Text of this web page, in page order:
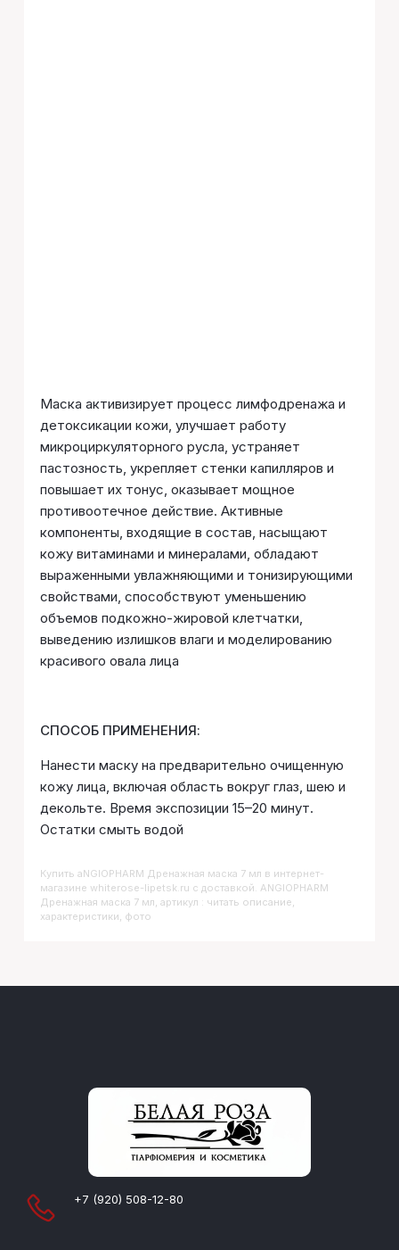
Маска активизирует процесс лимфодренажа и
детоксикации кожи, улучшает работу
микроциркуляторного русла, устраняет
пастозность, укрепляет стенки капилляров и
повышает их тонус, оказывает мощное
противоотечное действие. Активные
компоненты, входящие в состав, насыщают
кожу витаминами и минералами, обладают
выраженными увлажняющими и тонизирующими
свойствами, способствуют уменьшению
объемов подкожно-жировой клетчатки,
выведению излишков влаги и моделированию
красивого овала лица
СПОСОБ ПРИМЕНЕНИЯ:
Нанести маску на предварительно очищенную
кожу лица, включая область вокруг глаз, шею и
декольте. Время экспозиции 15–20 минут.
Остатки смыть водой
Купить ANGIOPHARM Дренажная маска 7 мл в интернет-
магазине whiterose-lipetsk.ru с доставкой. ANGIOPHARM
Дренажная маска 7 мл, артикул : читать описание,
характеристики, фото
+7 (920) 508-12-80